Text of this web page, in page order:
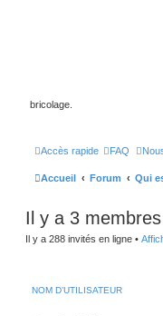
bricolage.
Accès rapide FAQ
Accueil Forum Qui
Il y a 3
Il y a 288 invités en ligne •
NOM D’UTILISATEUR